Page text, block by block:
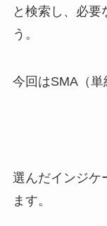
と検索し、必要
う。
今回はSMA（単
選んだインジケ
ます。